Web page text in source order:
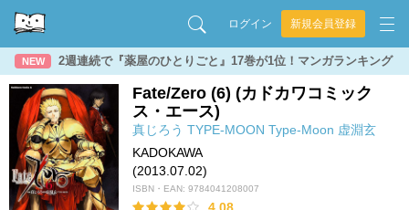
ログイン 新規会員登録
NEW 2週連続で『薬屋のひとりごと』17巻が1位！マンガランキング
Fate/Zero (6) (カドカワコミック
ス・エース)
真じろう TYPE-MOON Type-Moon 虚淵玄
KADOKAWA
(2013.07.02)
ISBN・EAN: 9784041208007